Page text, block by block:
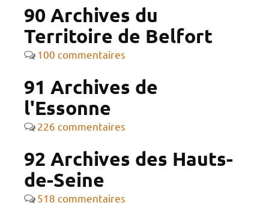
90 Archives du
Territoire de Belfort
100 commentaires
91 Archives de
l'Essonne
226 commentaires
92 Archives des Hauts-
de-Seine
518 commentaires